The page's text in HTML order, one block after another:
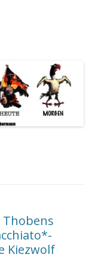
dieser unserer
Kiezwolf